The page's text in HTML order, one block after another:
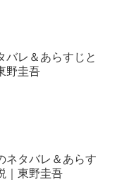
バレ＆あらすじと
野圭吾
ネタバレ＆あらす
｜東野圭吾